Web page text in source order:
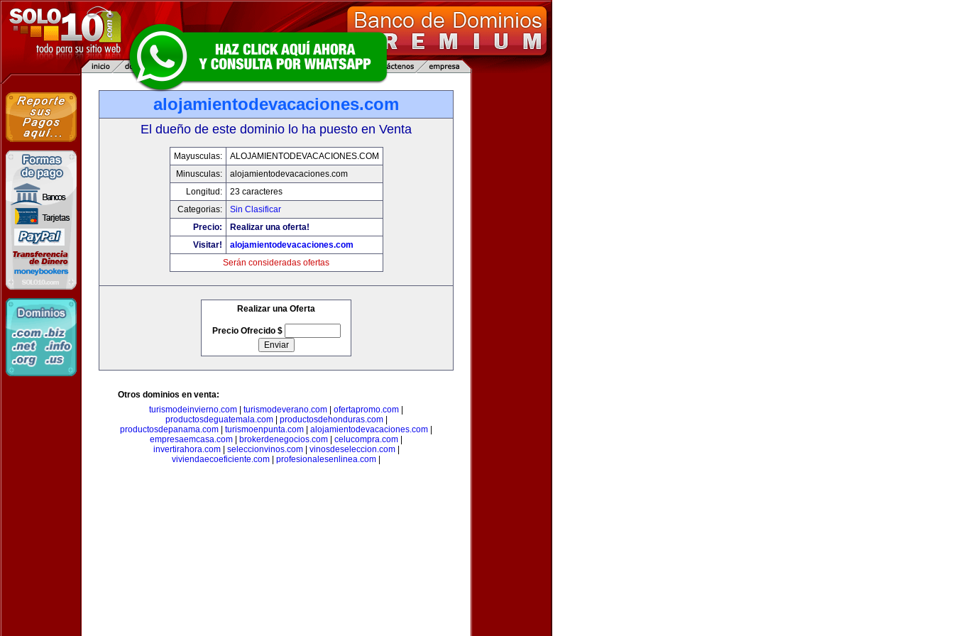
alojamientodevacaciones.com
El dueño de este dominio lo ha puesto en Venta
Mayusculas:
ALOJAMIENTODEVACACIONES.COM
Minusculas:
alojamientodevacaciones.com
Longitud:
23 caracteres
Categorias:
Sin Clasificar
Precio:
Realizar una oferta!
Visitar!
alojamientodevacaciones.com
Serán consideradas ofertas
Realizar una Oferta
Precio Ofrecido $
Otros dominios en venta:
turismodeinvierno.com
turismodeverano.com ofertapromo.com
productosdeguatemala.com| productosdehonduras.com|
productosdepanama.com
turismoenpunta.com alojamientodevacaciones.com
empresaemcasa.com
brokerdenegocios.com celucompra.com
invertirahora.com| seleccionvinos.com| vinosdeseleccion.com|
viviendaecoeficiente.com
profesionalesenlinea.com